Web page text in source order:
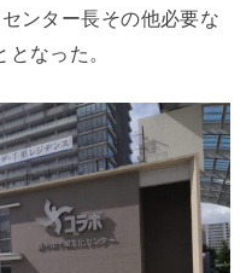
ンター長その他必要な
なった。